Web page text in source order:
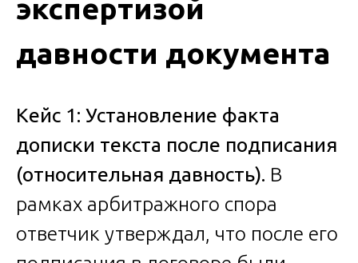
экспертизой
давности документа
Кейс 1: Установление факта
дописки текста после подписания
(относительная давность). В
рамках арбитражного спора
ответчик утверждал, что после его